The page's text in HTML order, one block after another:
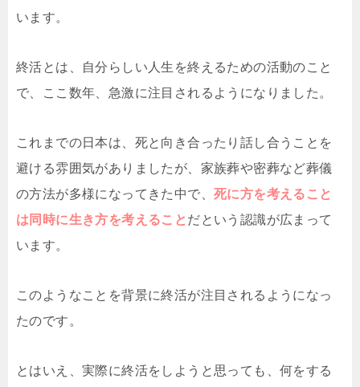
います。
終活とは、自分らしい人生を終えるための活動のこと
で、ここ数年、急激に注目されるようになりました。
これまでの日本は、死と向き合ったり話し合うことを
避ける雰囲気がありましたが、家族葬や密葬など葬儀
の方法が多様になってきた中で、 死に方を考えること
は同時に生き方を考えること だという認識が広まって
います。
このようなことを背景に終活が注目されるようになっ
たのです。
とはいえ、実際に終活をしようと思っても、何をする